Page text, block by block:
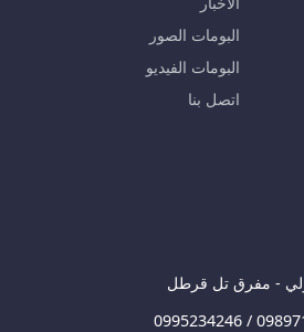
البومات الصور
البومات الفيديو
اتصل بنا
- مفرق تل قرطل
0995234246 /